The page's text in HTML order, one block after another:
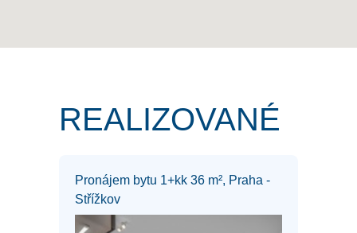
REALIZOVANÉ
Pronájem bytu 1+kk 36 m², Praha -
Střížkov